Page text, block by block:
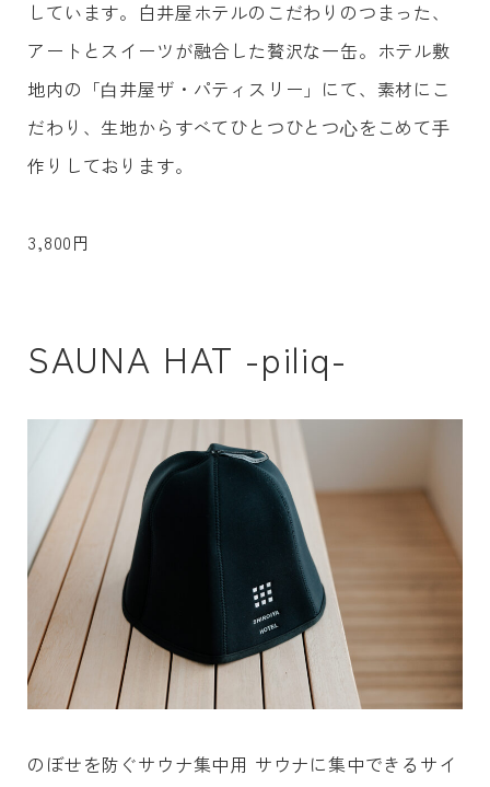
しています。白井屋ホテルのこだわりのつまった、
アートとスイーツが融合した贅沢な一缶。ホテル敷
地内の「⽩井屋ザ・パティスリー」にて、素材にこ
だわり、生地からすべてひとつひとつ⼼をこめて⼿
作りしております。
3,800円
SAUNA HAT -piliq-
のぼせを防ぐサウナ集中用 サウナに集中できるサイ